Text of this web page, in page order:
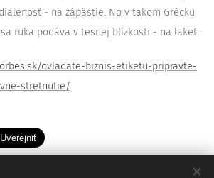
- na zápästie. No v takom Grécku
ruka podáva v tesnej blízkosti - na lakeť.
ovladate-biznis-etiketu-pripravte-
stretnutie/